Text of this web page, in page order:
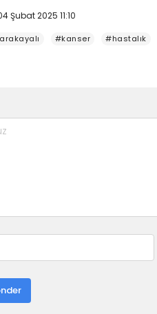
Şubat 2025 11:10
#kanser #hastalık